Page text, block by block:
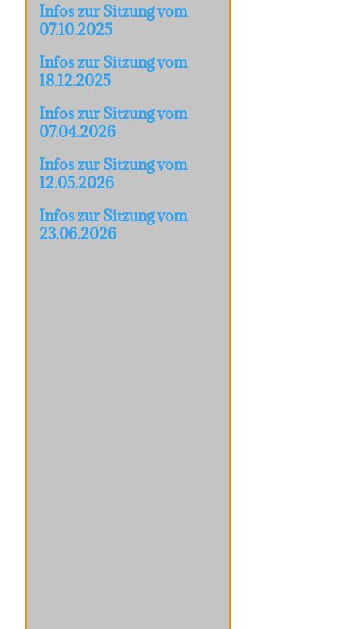
Infos zur Sitzung vom
07.10.2025
Infos zur Sitzung vom
18.12.2025
Infos zur Sitzung vom
07.04.2026
Infos zur Sitzung vom
12.05.2026
Infos zur Sitzung vom
23.06.2026